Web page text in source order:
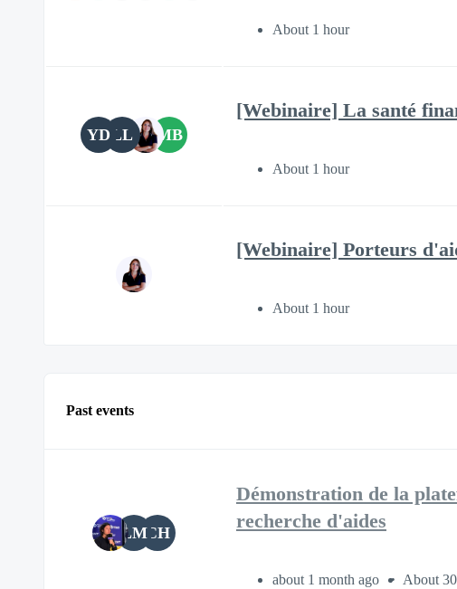
About 1 hour
YD LL MB
[Webinaire] La santé
About 1 hour
[Webinaire] Porteurs
About 1 hour
Past events
LMCH
Démonstration de la
recherche d'aides
about 1 month ago About